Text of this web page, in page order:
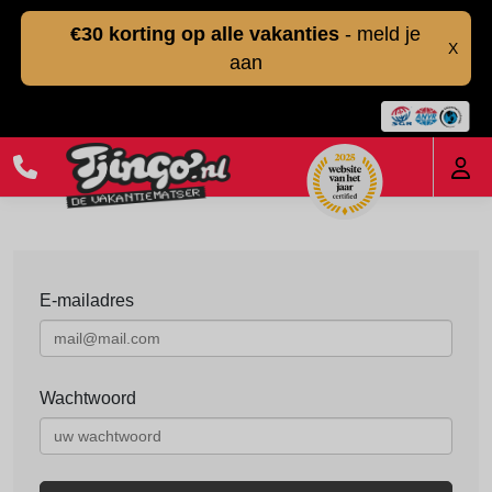
€30 korting op alle vakanties - meld je
aan
X
E-mailadres
Wachtwoord